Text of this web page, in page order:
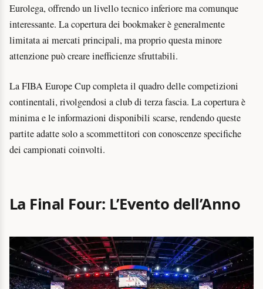
Eurolega, offrendo un livello tecnico inferiore ma comunque
interessante. La copertura dei bookmaker è generalmente
limitata ai mercati principali, ma proprio questa minore
attenzione può creare inefficienze sfruttabili.
La FIBA Europe Cup completa il quadro delle competizioni
continentali, rivolgendosi a club di terza fascia. La copertura è
minima e le informazioni disponibili scarse, rendendo queste
partite adatte solo a scommettitori con conoscenze specifiche
dei campionati coinvolti.
La Final Four: L’Evento dell’Anno